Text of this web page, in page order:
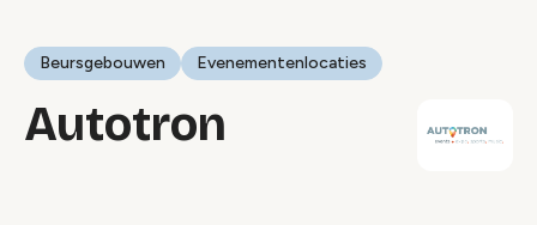
Beursgebouwen Evenementenlocaties
Autotron